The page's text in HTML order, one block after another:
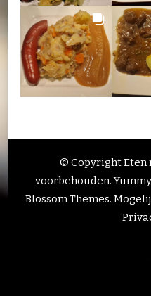
© Copyright Eten
voorbehouden.
Blossom Themes.